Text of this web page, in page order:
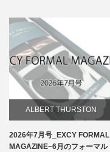
ALBERT THURSTON
お知らせ
2026年7月号_EXCY FORMAL
MAGAZINE~6月のフォーマル